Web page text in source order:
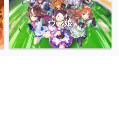
ウマ娘